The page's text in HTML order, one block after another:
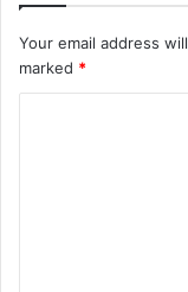
Your email address
marked *